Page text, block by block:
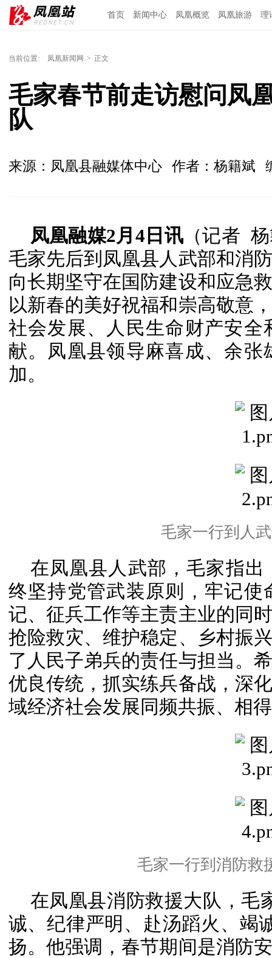
首页 新闻中心 凤凰概览 凤凰旅游 理
当前位置: 凤凰新闻网 > 正文
毛家春节前走访慰问凤
队
来源：凤凰县融媒体中心 作者：杨籍斌
凤凰融媒2月4日讯 （记者
毛家先后到凤凰县人武部和消
向长期坚守在国防建设和应急
以新春的美好祝福和崇高敬意
社会发展、人民生命财产安
献。凤凰县领导麻喜成、余
加。
毛家一行到人
在凤凰县人武部，毛家指
终坚持党管武装原则，牢记
记、征兵工作等主责主业的同
抢险救灾、维护稳定、乡村振
了人民子弟兵的责任与担当。
优良传统，抓实练兵备战，深
域经济社会发展同频共振、相
毛家一行到消防救
在凤凰县消防救援大队，毛
诚、纪律严明、赴汤蹈火、竭
扬。他强调，春节期间是消防